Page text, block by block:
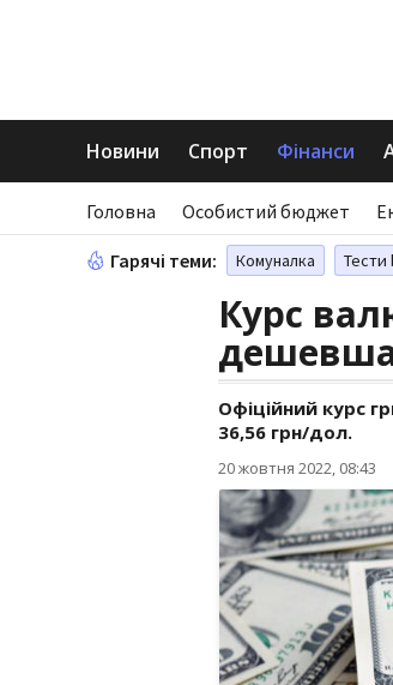
Новини Спорт Фінанси
Головна Особистий бюджет
Гарячі теми: Комуналка Тести
Курс
Офіційний курс
36,56 грн/дол.
20 жовтня 2022, 08:43